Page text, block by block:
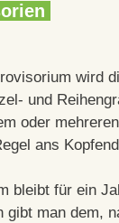
wird
und
oder
ans
bleibt für ein
gibt man dem,